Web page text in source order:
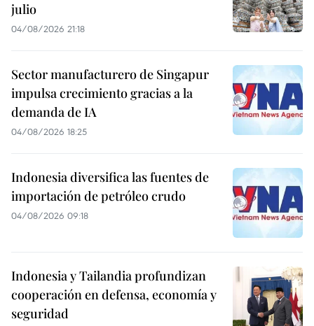
julio
04/08/2026 21:18
Sector manufacturero de Singapur
impulsa crecimiento gracias a la
demanda de IA
04/08/2026 18:25
Indonesia diversifica las fuentes de
importación de petróleo crudo
04/08/2026 09:18
Indonesia y Tailandia profundizan
cooperación en defensa, economía y
seguridad